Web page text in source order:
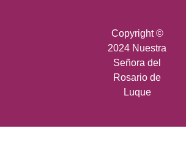
Copyright ©
2024 Nuestra
Señora del
Rosario de
Luque